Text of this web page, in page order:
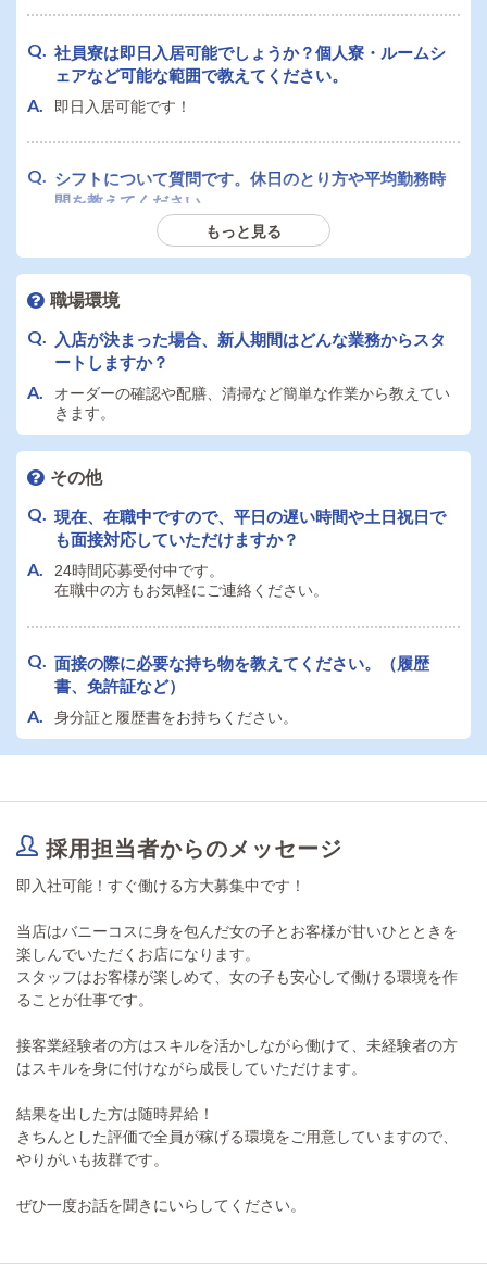
社員寮は即日入居可能でしょうか？個人寮・ルームシ
ェアなど可能な範囲で教えてください。
即日入居可能です！
シフトについて質問です。休日のとり方や平均勤務時
間を教えてください。
週休2日制で勤務時間は応相談です。
もっと見る
職場環境
入店が決まった場合、新人期間はどんな業務からスタ
ートしますか？
オーダーの確認や配膳、清掃など簡単な作業から教えてい
きます。
その他
現在、在職中ですので、平日の遅い時間や土日祝日で
も面接対応していただけますか？
24時間応募受付中です。
在職中の方もお気軽にご連絡ください。
面接の際に必要な持ち物を教えてください。（履歴
書、免許証など）
身分証と履歴書をお持ちください。
採用担当者からのメッセージ
即入社可能！すぐ働ける方大募集中です！
当店はバニーコスに身を包んだ女の子とお客様が甘いひとときを
楽しんでいただくお店になります。
スタッフはお客様が楽しめて、女の子も安心して働ける環境を作
ることが仕事です。
接客業経験者の方はスキルを活かしながら働けて、未経験者の方
はスキルを身に付けながら成長していただけます。
結果を出した方は随時昇給！
きちんとした評価で全員が稼げる環境をご用意していますので、
やりがいも抜群です。
ぜひ一度お話を聞きにいらしてください。